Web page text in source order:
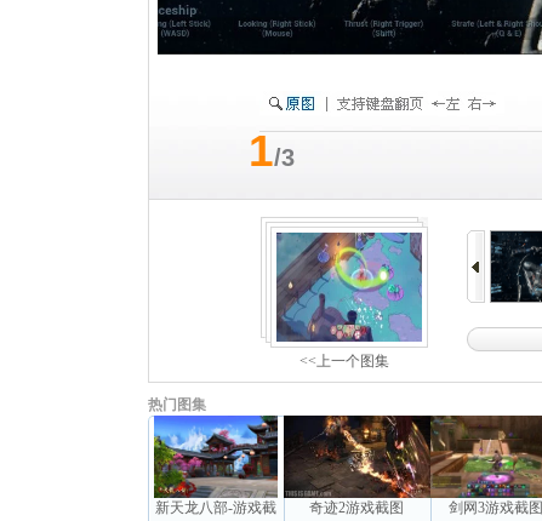
1/3
<<上一个图集
热门图集
新天龙八部-游戏截
奇迹2游戏截图 剑网3游戏截图